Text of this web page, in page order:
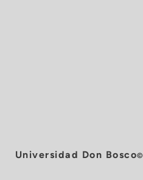
Universidad Don Bosco